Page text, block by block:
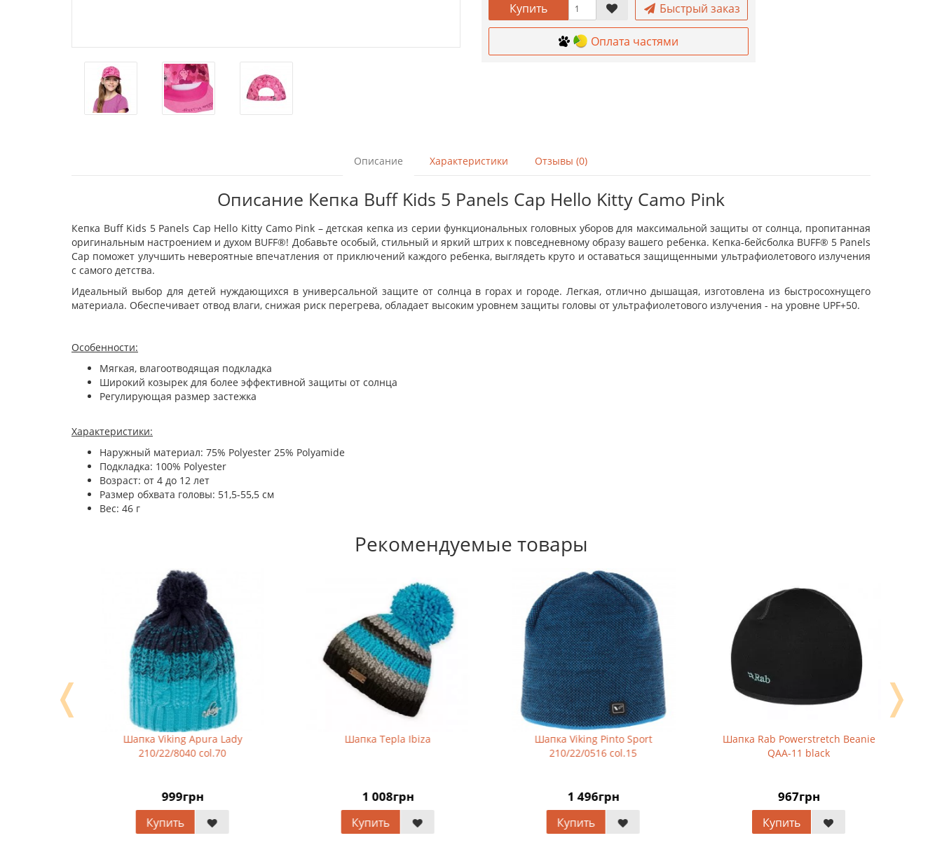
Купить Быстрый заказ
Оплата частями
Описание Характеристики Отзывы (0)
Описание Кепка Buff Kids 5 Panels Cap Hello Kitty Camo Pink
Кепка Buff Kids 5 Panels Cap Hello Kitty Camo Pink – детская кепка из серии функциональных головных уборов для максимальной защиты от солнца, пропитанная
оригинальным настроением и духом BUFF®! Добавьте особый, стильный и яркий штрих к повседневному образу вашего ребенка. Кепка-бейсболка BUFF® 5 Panels
Cap поможет улучшить невероятные впечатления от приключений каждого ребенка, выглядеть круто и оставаться защищенными ультрафиолетового излучения
с самого детства.
Идеальный выбор для детей нуждающихся в универсальной защите от солнца в горах и городе. Легкая, отлично дышащая, изготовлена из быстросохнущего
материала. Обеспечивает отвод влаги, снижая риск перегрева, обладает высоким уровнем защиты головы от ультрафиолетового излучения - на уровне UPF+50.
Особенности:
Мягкая, влагоотводящая подкладка
Широкий козырек для более эффективной защиты от солнца
Регулирующая размер застежка
Характеристики:
Наружный материал: 75% Polyester 25% Polyamide
Подкладка: 100% Polyester
Возраст: от 4 до 12 лет
Размер обхвата головы: 51,5-55,5 см
Вес: 46 г
Рекомендуемые товары
Шапка Viking Apura Lady
210/22/8040 col.70
999грн
Купить
Шапка Tepla Ibiza
1 008грн
Купить
Шапка Viking Pinto Sport
210/22/0516 col.15
1 496грн
Купить
Шапка Rab Powerstretch Beanie
QAA-11 black
967грн
Купить
❬ ❭